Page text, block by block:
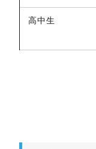
高中生